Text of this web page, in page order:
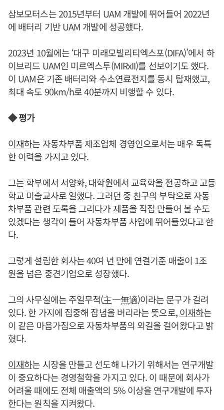
삼보모터스는 2015년부터 UAM 개발에 뛰어들어 2022년
에 배터리 기반 UAM 개발에 성공했다.
2023년 10월에는 ‘대구 미래모빌리티엑스포(DIFA)’에서 하
이브리드 UAM인 미르엑스투(MIRxII)를 선보이기도 했다.
이 UAM은 기존 배터리와 수소연료전지를 동시 탑재했고,
최대 속도 90km/h로 40분까지 비행할 수 있다.
◆ 평가
이재하는 자동차부품 제조업체 경영인으로서는 매우 독특
한 이력을 가지고 있다.
그는 학부에서 서양화, 대학원에서 교육학을 전공하고 고등
학교 미술교사로 일했다. 그러던 중 친구의 부탁으로 자동
차부품 관련 도록을 그리다가 제품을 직접 만들어 볼 수도
있겠다는 생각이 들어 자동차부품 사업에 뛰어들었다고 한
다.
그렇게 설립한 회사는 40여 년 만에 연결기준 매출이 1조
원을 넘은 중견기업으로 성장했다.
그의 사무실에는 주일무적(主一無適)이라는 문구가 걸려
있다. 한 가지에 집중해 잡념을 버리라는 뜻으로,이재하는
이 같은 마음가짐으로 자동차부품의 외길을 걸어왔다고 밝
혔다.
이재하는 시장을 만들고 선도해 나가기 위해서는 연구개발
이 중요하다는 경영철학을 가지고 있다. 이 때문에 회사가
어려울 때에도 전체 매출액의 5% 이상을 연구개발에 투자
한다는 원칙을 지켜왔다.